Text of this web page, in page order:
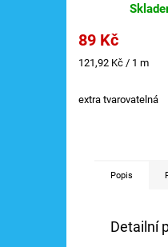
89 Kč
Měrná
121,92 Kč / 1 m
extra tvarovatelná
Popis
Detailní